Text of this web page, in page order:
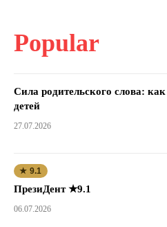
Popular
Сила родительского слова:
детей
27.07.2026
★ 9.1
ПрезиДент ★9.1
06.07.2026